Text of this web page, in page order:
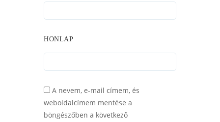
HONLAP
A nevem, e-mail címem, és
weboldalcímem mentése a
böngészőben a következő